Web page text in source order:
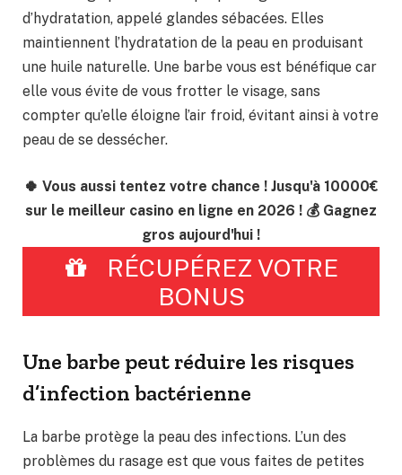
d’hydratation, appelé glandes sébacées. Elles
maintiennent l’hydratation de la peau en produisant
une huile naturelle. Une barbe vous est bénéfique car
elle vous évite de vous frotter le visage, sans
compter qu’elle éloigne l’air froid, évitant ainsi à votre
peau de se dessécher.
🍀 Vous aussi tentez votre chance ! Jusqu'à 10000€
sur le meilleur casino en ligne en 2026 ! 💰 Gagnez
gros aujourd'hui !
RÉCUPÉREZ VOTRE
BONUS
Une barbe peut réduire les risques
d’infection bactérienne
La barbe protège la peau des infections. L’un des
problèmes du rasage est que vous faites de petites